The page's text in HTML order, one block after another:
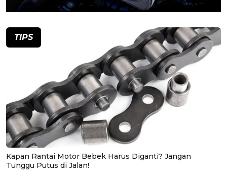
TIPS
Kapan Rantai Motor Bebek Harus Diganti? Jangan
Tunggu Putus di Jalan!